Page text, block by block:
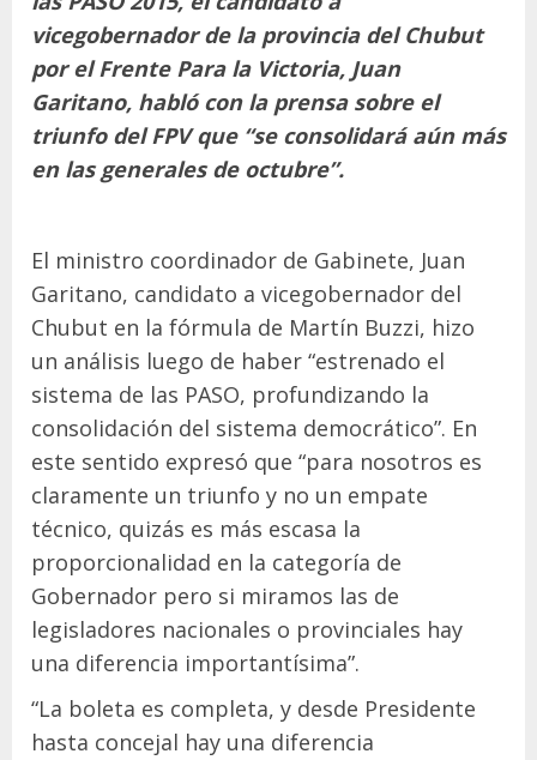
vicegobernador de la provincia del Chubut
por el Frente Para la Victoria, Juan
Garitano, habló con la prensa sobre el
triunfo del FPV que “se consolidará aún más
en las generales de octubre”.
El ministro coordinador de Gabinete, Juan
Garitano, candidato a vicegobernador del
Chubut en la fórmula de Martín Buzzi, hizo
un análisis luego de haber “estrenado el
sistema de las PASO, profundizando la
consolidación del sistema democrático”. En
este sentido expresó que “para nosotros es
claramente un triunfo y no un empate
técnico, quizás es más escasa la
proporcionalidad en la categoría de
Gobernador pero si miramos las de
legisladores nacionales o provinciales hay
una diferencia importantísima”.
“La boleta es completa, y desde Presidente
hasta concejal hay una diferencia